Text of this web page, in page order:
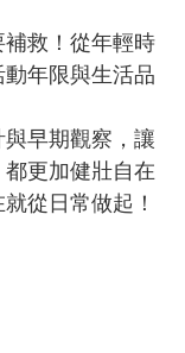
救！從年輕時
年限與生活品
早期觀察，讓
更加健壯自在
從日常做起！